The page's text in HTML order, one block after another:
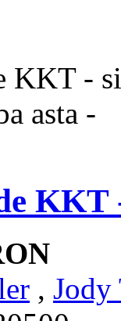
, Jody